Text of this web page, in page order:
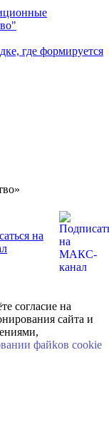
где формируется
согласие на
сайта и
файkов cookie